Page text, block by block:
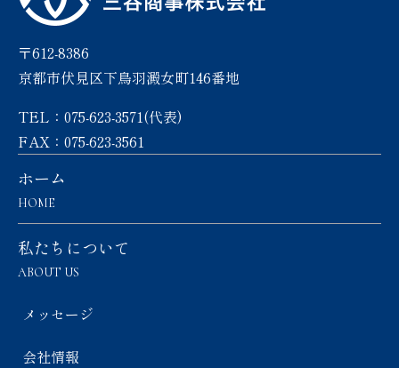
〒612-8386
京都市伏見区下鳥羽澱女町146番地
TEL：075-623-3571(代表)
FAX：075-623-3561
ホーム
HOME
私たちについて
ABOUT US
メッセージ
会社情報